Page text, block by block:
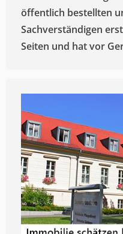
öffentlich bestellten
Sachverständigen
Seiten und hat vor